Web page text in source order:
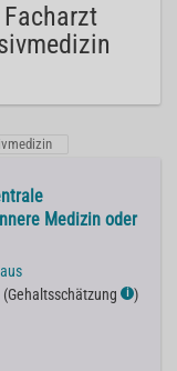
Medizin oder
(Gehaltsschätzung ℹ )